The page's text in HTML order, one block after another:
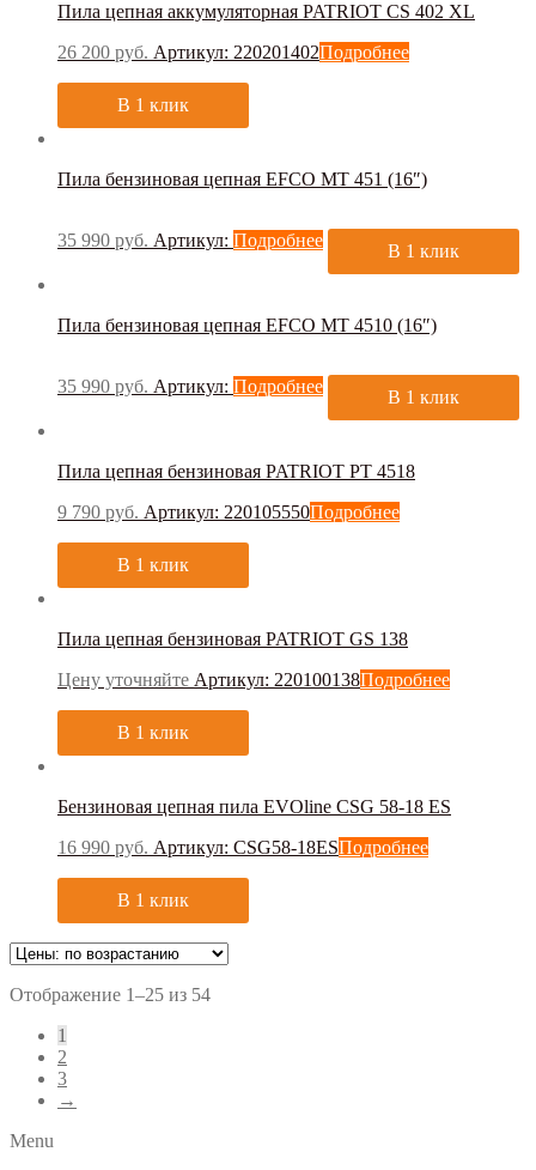
Пила цепная аккумуляторная PATRIOT СS 402 XL
26 200 руб. Артикул: 220201402Подробнее
В 1 клик
Пила бензиновая цепная EFCO MT 451 (16″)
35 990 руб. Артикул: Подробнее
В 1 клик
Пила бензиновая цепная EFCO MT 4510 (16″)
35 990 руб. Артикул: Подробнее
В 1 клик
Пила цепная бензиновая PATRIOT PT 4518
9 790 руб. Артикул: 220105550Подробнее
В 1 клик
Пила цепная бензиновая PATRIOT GS 138
Цену уточняйте Артикул: 220100138Подробнее
В 1 клик
Бензиновая цепная пила EVOline CSG 58-18 ES
16 990 руб. Артикул: CSG58-18ESПодробнее
В 1 клик
Отображение 1–25 из 54
1
2
3
→
Menu